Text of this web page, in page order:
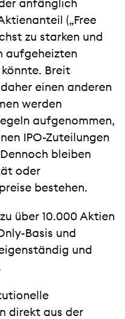
anfänglich
(„Free
zu starken und
aufgeheizten
Breit
einen anderen
werden
aufgenommen,
IPO-Zuteilungen
bleiben
oder
bestehen.
über 10.000 Aktien
Basis und
und
direkt aus der